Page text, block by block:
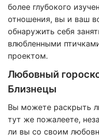
более глубокого
отношения, вы и ваш
обнаружить себя
влюбленными
проектом.
Любовный
Близнецы
Вы можете раскрыть
тут же пожалеете,
ли вы со своим